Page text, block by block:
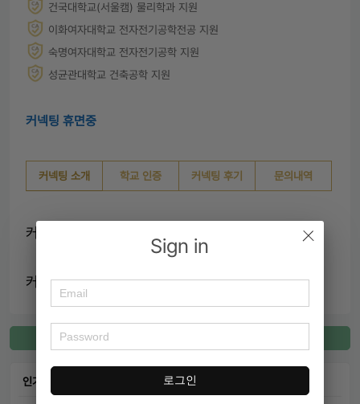
Sign in
로그인
건국대학교(서울캠) 물리학과 지원
이화여자대학교 전자전기공학전공 지원
숙명여자대학교 전자전기공학 지원
성균관대학교 건축공학 지원
커넥팅 휴면중
커넥팅 소개 학교 인증 커넥팅 후기 문의내역
커넥팅 소개
커넥팅 내용
인기 커넥팅